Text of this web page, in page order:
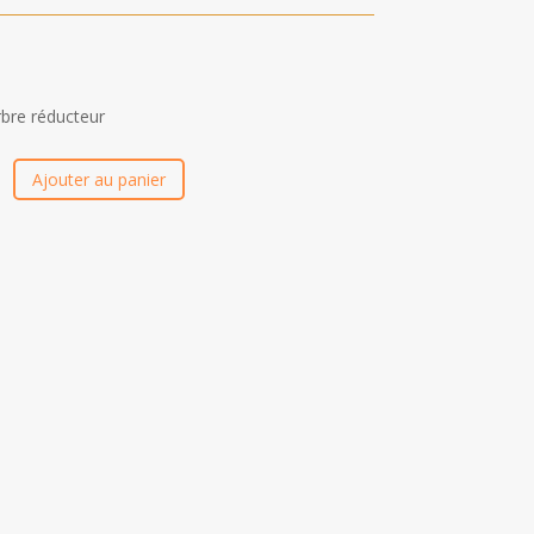
réducteur
Ajouter au panier